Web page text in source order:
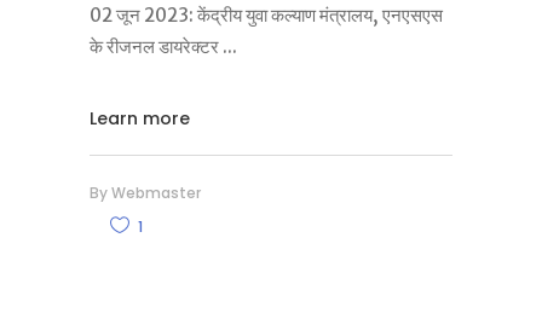
02 जून 2023: केंद्रीय युवा कल्याण मंत्रालय, एनएसएस
के रीजनल डायरेक्टर
Learn more
ByWebmaster
1